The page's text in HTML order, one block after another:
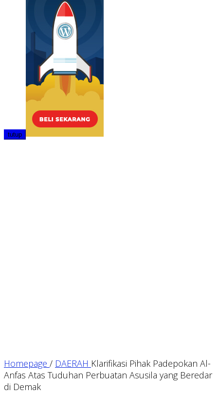
tutup
Homepage / DAERAH Klarifikasi Pihak Padepokan Al-
Anfas Atas Tuduhan Perbuatan Asusila yang Beredar
di Demak